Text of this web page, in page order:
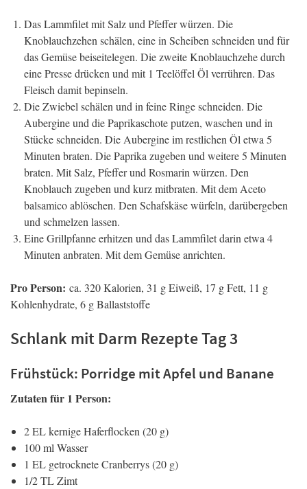
Das Lammfilet mit Salz und Pfeffer würzen. Die
Knoblauchzehen schälen, eine in Scheiben schneiden und für
das Gemüse beiseitelegen. Die zweite Knoblauchzehe durch
eine Presse drücken und mit 1 Teelöffel Öl verrühren. Das
Fleisch damit bepinseln.
Die Zwiebel schälen und in feine Ringe schneiden. Die
Aubergine und die Paprikaschote putzen, waschen und in
Stücke schneiden. Die Aubergine im restlichen Öl etwa 5
Minuten braten. Die Paprika zugeben und weitere 5 Minuten
braten. Mit Salz, Pfeffer und Rosmarin würzen. Den
Knoblauch zugeben und kurz mitbraten. Mit dem Aceto
balsamico ablöschen. Den Schafskäse würfeln, darübergeben
und schmelzen lassen.
Eine Grillpfanne erhitzen und das Lammfilet darin etwa 4
Minuten anbraten. Mit dem Gemüse anrichten.
Pro Person: ca. 320 Kalorien, 31 g Eiweiß, 17 g Fett, 11 g
Kohlenhydrate, 6 g Ballaststoffe
Schlank mit Darm Rezepte Tag 3
Frühstück: Porridge mit Apfel und Banane
Zutaten für 1 Person:
2 EL kernige Haferflocken (20 g)
100 ml Wasser
1 EL getrocknete Cranberrys (20 g)
1/2 TL Zimt